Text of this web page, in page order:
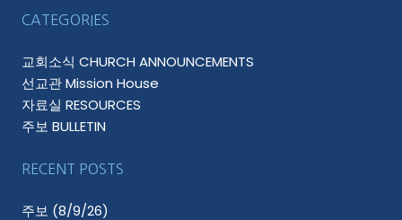
CATEGORIES
교회소식 CHURCH ANNOUNCEMENTS
선교관 Mission House
자료실 RESOURCES
주보 BULLETIN
RECENT POSTS
주보 (8/9/26)